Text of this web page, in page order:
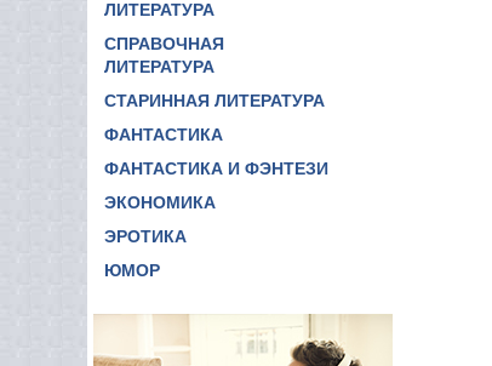
ЛИТЕРАТУРА
СПРАВОЧНАЯ
ЛИТЕРАТУРА
СТАРИННАЯ ЛИТЕРАТУРА
ФАНТАСТИКА
ФАНТАСТИКА И ФЭНТЕЗИ
ЭКОНОМИКА
ЭРОТИКА
ЮМОР